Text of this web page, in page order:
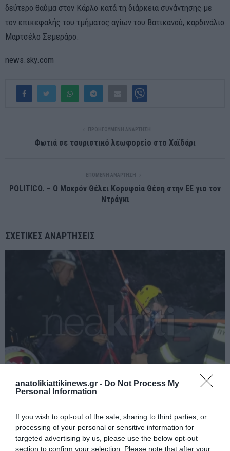
anatolikiattikinews.gr - Do Not Process My
Personal Information
If you wish to opt-out of the sale, sharing to third parties, or
processing of your personal or sensitive information for
targeted advertising by us, please use the below opt-out
section to confirm your selection. Please note that after your
δεύτερο θαύμα στον Κάρλο κατά τη διάρκεια συνάντησης με
τον επικεφαλής του τμήματος αγίων του Βατικανού, καρδινάλιο
Μαρτσέλο Σεμεράρο.
news.sky.com
ΠΡΟΗΓΟΎΜΕΝΗ ΑΝΆΡΤΗΣΗ
Φωτιά σε τουριστικό λεωφορείο στο Χαϊδάρι
ΕΠΌΜΕΝΗ ΑΝΆΡΤΗΣΗ
POLITICO. – Ο Μακρόν Θέλει Κορυφαία Θέση στην ΕΕ για τον
Ντράγκι
ΣΧΕΤΙΚΈΣ ΑΝΑΡΤΉΣΕΙΣ
τουρίστριας που έπεσε από μεγάλο ύψος στην Μονή Πρεβέλης